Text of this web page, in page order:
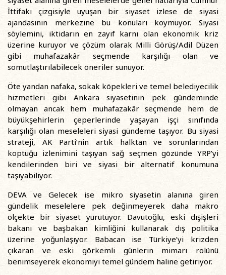
İttifakı çizgisiyle uyuşan bir siyaset izlese de siyasi
ajandasının merkezine bu konuları koymuyor. Siyasi
söylemini, iktidarın en zayıf karnı olan ekonomik kriz
üzerine kuruyor ve çözüm olarak Milli Görüş/Adil Düzen
gibi muhafazakâr seçmende karşılığı olan ve
somutlaştırılabilecek öneriler sunuyor.
Öte yandan nafaka, sokak köpekleri ve temel belediyecilik
hizmetleri gibi Ankara siyasetinin pek gündeminde
olmayan ancak hem muhafazakâr seçmende hem de
büyükşehirlerin çeperlerinde yaşayan işçi sınıfında
karşılığı olan meseleleri siyasi gündeme taşıyor. Bu siyasi
strateji, AK Parti’nin artık halktan ve sorunlarından
koptuğu izlenimini taşıyan sağ seçmen gözünde YRP’yi
kendilerinden biri ve siyasi bir alternatif konumuna
taşıyabiliyor.
DEVA ve Gelecek ise mikro siyasetin alanına giren
gündelik meselelere pek değinmeyerek daha makro
ölçekte bir siyaset yürütüyor. Davutoğlu, eski dışişleri
bakanı ve başbakan kimliğini kullanarak dış politika
üzerine yoğunlaşıyor. Babacan ise Türkiye’yi krizden
çıkaran ve eski görkemli günlerin mimarı rolünü
benimseyerek ekonomiyi temel gündem haline getiriyor.